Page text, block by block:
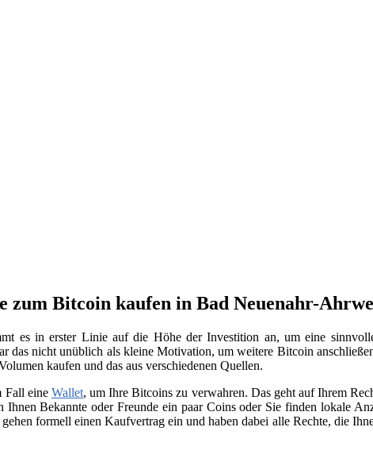
zum Bitcoin kaufen in Bad Neuenahr-
es in erster Linie auf die Höhe der Investition an, um eine
nicht unüblich als kleine Motivation, um weitere Bitcoin
kaufen und das aus verschiedenen Quellen.
Fall eine Wallet, um Ihre Bitcoins zu verwahren. Das geht auf Ihrem
Bekannte oder Freunde ein paar Coins oder Sie finden lokale
formell einen Kaufvertrag ein und haben dabei alle Rechte, die